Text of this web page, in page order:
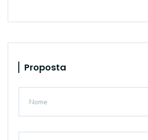
Proposta